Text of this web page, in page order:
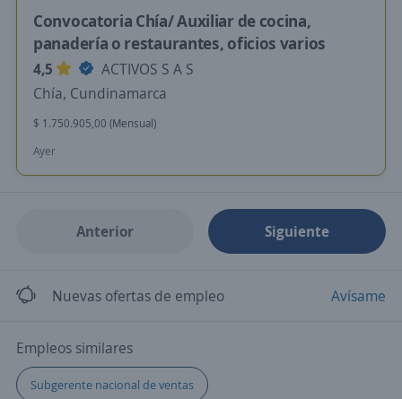
Convocatoria Chía/ Auxiliar de cocina,
panadería o restaurantes, oficios varios
4,5
ACTIVOS S A S
Chía, Cundinamarca
$ 1.750.905,00 (Mensual)
Ayer
Anterior Siguiente
Nuevas ofertas de empleo Avísame
Empleos similares
Subgerente nacional de ventas